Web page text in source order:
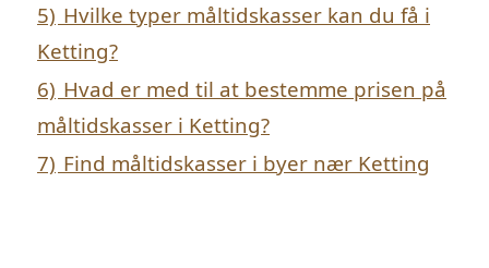
5) Hvilke typer måltidskasser kan du få i
Ketting?
6) Hvad er med til at bestemme prisen på
måltidskasser i Ketting?
7) Find måltidskasser i byer nær Ketting